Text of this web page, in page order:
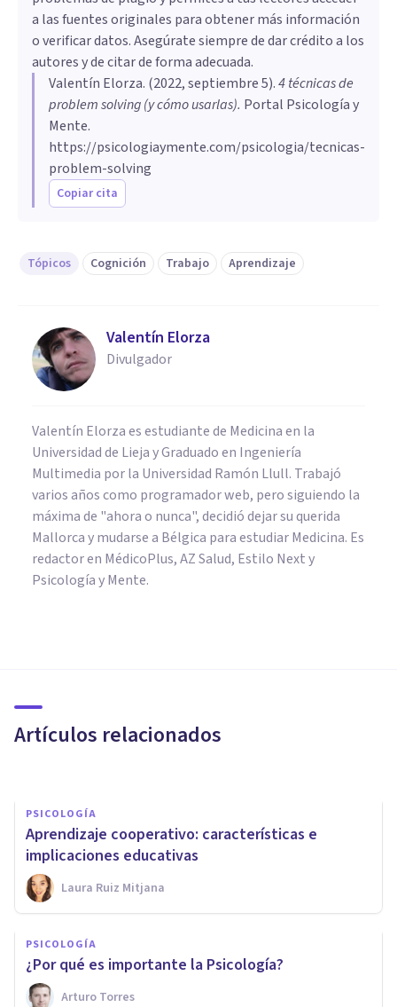
a las fuentes originales para obtener más información
o verificar datos. Asegúrate siempre de dar crédito a los
autores y de citar de forma adecuada.
Valentín Elorza. (2022, septiembre 5).4 técnicas de
problem solving (y cómo usarlas). Portal Psicología y
Mente.
https://psicologiaymente.com/psicologia/tecnicas-
problem-solving
Copiar cita
Tópicos Cognición Trabajo Aprendizaje
Valentín Elorza
Divulgador
Valentín Elorza es estudiante de Medicina en la
Universidad de Lieja y Graduado en Ingeniería
Multimedia por la Universidad Ramón Llull. Trabajó
varios años como programador web, pero siguiendo la
máxima de "ahora o nunca", decidió dejar su querida
Mallorca y mudarse a Bélgica para estudiar Medicina. Es
redactor en MédicoPlus, AZ Salud, Estilo Next y
Psicología y Mente.
Artículos relacionados
psicológicos
PSICOLOGÍA
Aprendizaje cooperativo: características e
implicaciones educativas
Laura Ruiz Mitjana
PSICOLOGÍA
¿Por qué es importante la Psicología?
Arturo Torres
La Teoría del Aprendizaje
Significativo de David Ausubel